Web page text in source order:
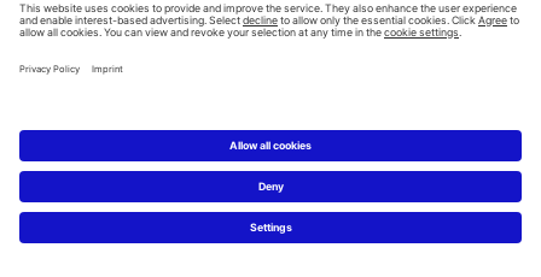
PART OF THE
ARTISAN LINES
Duravit Artisan Lines är en utvald designserie
som kräver en extraordinär grad av kunskap,
hantverkskunnande och högsta precision, vilket